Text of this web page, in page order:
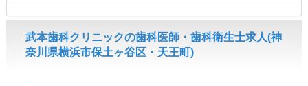
武本歯科クリニックの歯科医師・歯科衛生士求人(神
奈川県横浜市保土ヶ谷区・天王町)